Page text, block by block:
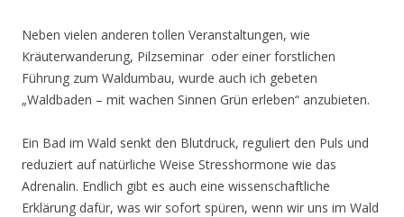
Neben vielen anderen tollen Veranstaltungen, wie
Kräuterwanderung, Pilzseminar oder einer forstlichen
Führung zum Waldumbau, wurde auch ich gebeten
„Waldbaden – mit wachen Sinnen Grün erleben“ anzubieten.
Ein Bad im Wald senkt den Blutdruck, reguliert den Puls und
reduziert auf natürliche Weise Stresshormone wie das
Adrenalin. Endlich gibt es auch eine wissenschaftliche
Erklärung dafür, was wir sofort spüren, wenn wir uns im Wald